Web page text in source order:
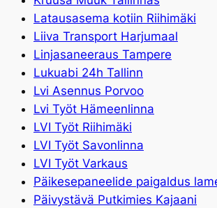
Latausasema kotiin Riihimäki
Liiva Transport Harjumaal
Linjasaneeraus Tampere
Lukuabi 24h Tallinn
Lvi Asennus Porvoo
Lvi Työt Hämeenlinna
LVI Työt Riihimäki
LVI Työt Savonlinna
LVI Työt Varkaus
Päikesepaneelide paigaldus
Päivystävä Putkimies Kajaani